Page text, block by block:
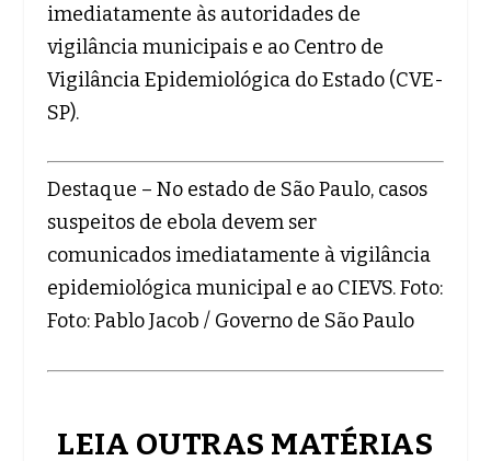
imediatamente às autoridades de
vigilância municipais e ao Centro de
Vigilância Epidemiológica do Estado (CVE-
SP).
Destaque – No estado de São Paulo, casos
suspeitos de ebola devem ser
comunicados imediatamente à vigilância
epidemiológica municipal e ao CIEVS. Foto:
Foto: Pablo Jacob / Governo de São Paulo
LEIA OUTRAS MATÉRIAS